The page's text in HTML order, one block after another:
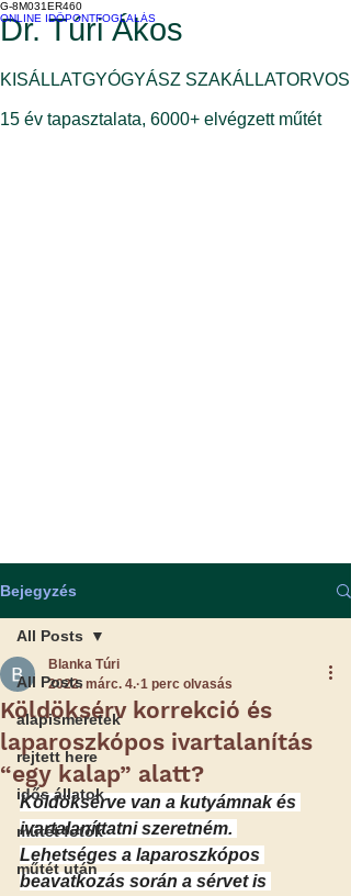
G-8M031ER460
ONLINE IDŐPONTFOGLALÁS
Dr. Túri Ákos
KISÁLLATGYÓGYÁSZ SZAKÁLLATORVOS
15 év tapasztalata, 6000+ elvégzett műtét
Bejegyzés
All Posts
alapismeretek
rejtett here
idős állatok
műtét fotók
műtét után
All Posts
Köldöksérv korrekció és
laparoszkópos ivartalanítás
“egy kalap” alatt?
Blanka Túri
2022. márc. 4. 1 perc olvasás
Köldöksérve van a kutyámnak és
ivartalaníttatni szeretném.
Lehetséges a laparoszkópos
beavatkozás során a sérvet is